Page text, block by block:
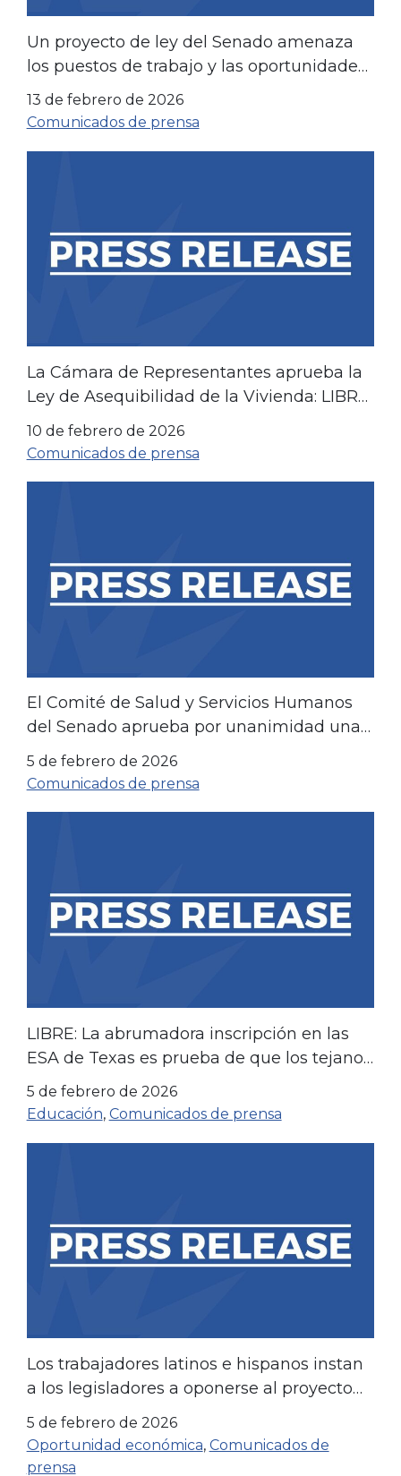
Un proyecto de ley del Senado amenaza
los puestos de trabajo y las oportunidades
económicas en el estado de Washington:
LIBRE
13 de febrero de 2026
Comunicados de prensa
La Cámara de Representantes aprueba la
Ley de Asequibilidad de la Vivienda: LIBRE
aplaude el esfuerzo bipartidista y histórico
10 de febrero de 2026
Comunicados de prensa
El Comité de Salud y Servicios Humanos
del Senado aprueba por unanimidad una
ley para ampliar la concesión de licencias
médicas.
5 de febrero de 2026
Comunicados de prensa
LIBRE: La abrumadora inscripción en las
ESA de Texas es prueba de que los tejanos
apoyan la libertad educativa.
5 de febrero de 2026
Educación, Comunicados de prensa
Los trabajadores latinos e hispanos instan
a los legisladores a oponerse al proyecto
de ley HB26-1005 antes de la votación
clave.
5 de febrero de 2026
Oportunidad económica, Comunicados de
prensa